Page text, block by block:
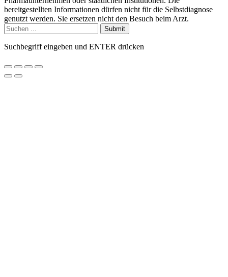
bereitgestellten Informationen dürfen nicht für die Selbstdiagnose
genutzt werden. Sie ersetzen nicht den Besuch beim Arzt.
Submit
Suchbegriff eingeben und ENTER drücken